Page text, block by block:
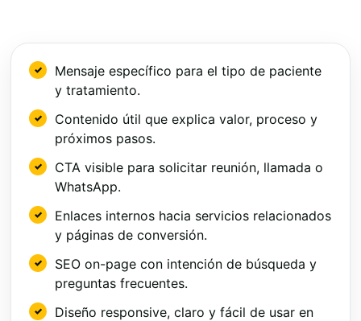
Mensaje específico para el tipo de paciente
y tratamiento.
Contenido útil que explica valor, proceso y
próximos pasos.
CTA visible para solicitar reunión, llamada o
WhatsApp.
Enlaces internos hacia servicios relacionados
y páginas de conversión.
SEO on-page con intención de búsqueda y
preguntas frecuentes.
Diseño responsive, claro y fácil de usar en